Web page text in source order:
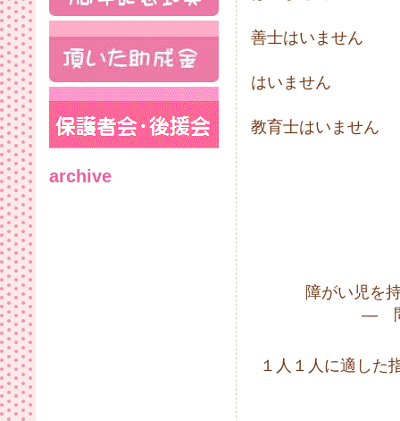
善士はいません
はいません
教育士はいません
障がい児を
― 問
１人１人に適し
archive